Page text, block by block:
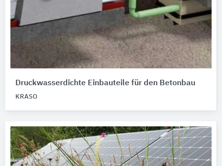
Druckwasserdichte Einbauteile für den Betonbau
KRASO